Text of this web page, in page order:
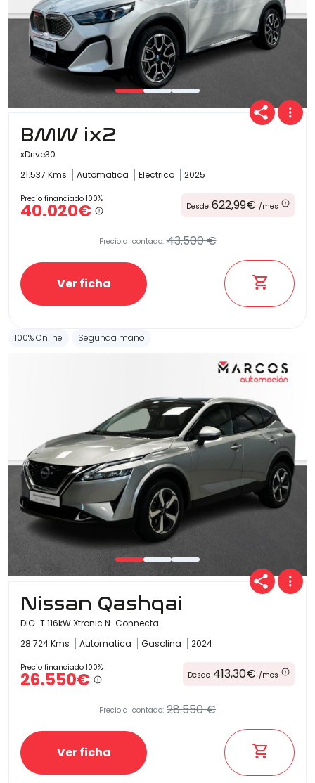
BMW ix2
xDrive30
21.537 Kms
Automatica Electrico 2025
Precio financiado 100%
40.020€ Desde 622,99€ /mes
Precio al contado: 43.500 €
Ver ficha
100% Online Segunda mano
Nissan Qashqai
DIG-T 116kW Xtronic N-Connecta
28.724 Kms
Automatica Gasolina 2024
Precio financiado 100%
26.550€ Desde 413,30€ /mes
Precio al contado: 28.550 €
Ver ficha